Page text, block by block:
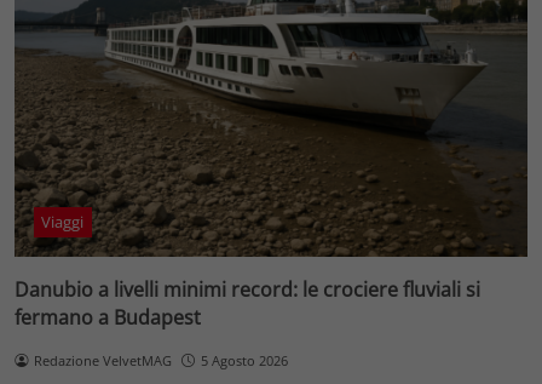
Viaggi
Danubio a livelli minimi record: le crociere fluviali si
fermano a Budapest
Redazione VelvetMAG 5 Agosto 2026